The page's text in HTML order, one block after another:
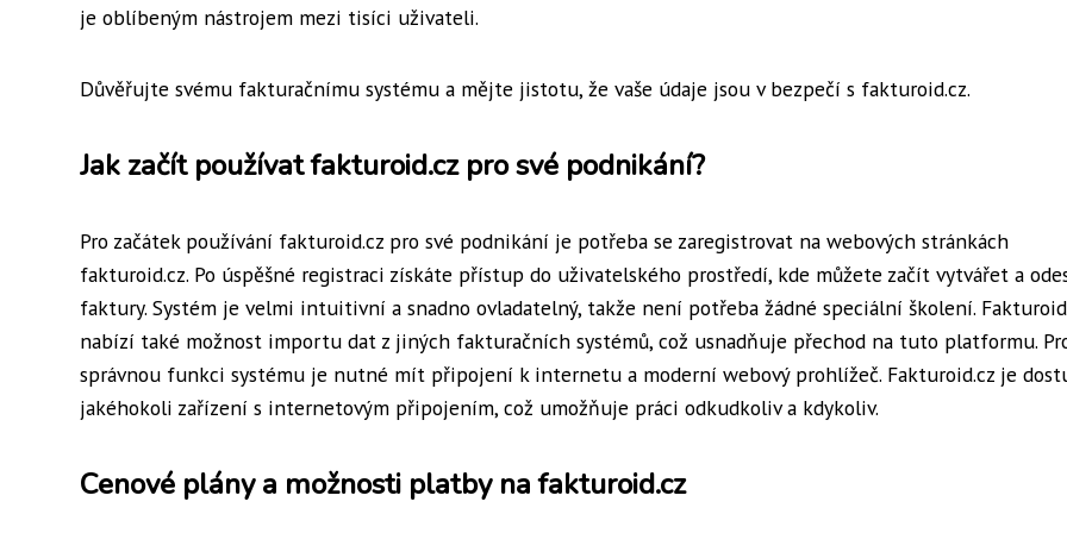
je oblíbeným nástrojem mezi tisíci uživateli.
Důvěřujte svému fakturačnímu systému a mějte jistotu, že vaše údaje jsou v bezpečí s fakturoid.cz.
Jak začít používat fakturoid.cz pro své podnikání?
Pro začátek používání fakturoid.cz pro své podnikání je potřeba se zaregistrovat na webových stránkách
fakturoid.cz. Po úspěšné registraci získáte přístup do uživatelského prostředí, kde můžete začít vytvářet a
faktury. Systém je velmi intuitivní a snadno ovladatelný, takže není potřeba žádné speciální školení.
nabízí také možnost importu dat z jiných fakturačních systémů, což usnadňuje přechod na tuto platformu.
správnou funkci systému je nutné mít připojení k internetu a moderní webový prohlížeč. Fakturoid.cz je
jakéhokoli zařízení s internetovým připojením, což umožňuje práci odkudkoliv a kdykoliv.
Cenové plány a možnosti platby na fakturoid.cz